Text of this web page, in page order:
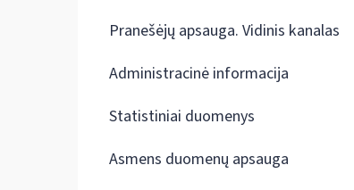
Pranešėjų apsauga. Vidinis kanalas
Administracinė informacija
Statistiniai duomenys
Asmens duomenų apsauga